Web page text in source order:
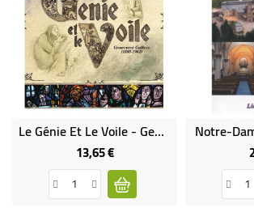
Le Génie Et Le Voile - Geneviève Gallois 1888-1962
13,65 €Prix
Notre-